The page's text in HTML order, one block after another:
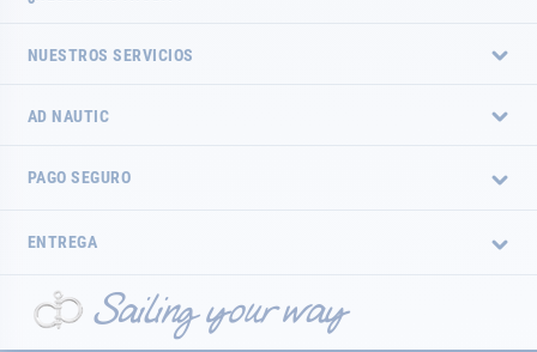
NUESTROS SERVICIOS
AD NAUTIC
PAGO SEGURO
ENTREGA